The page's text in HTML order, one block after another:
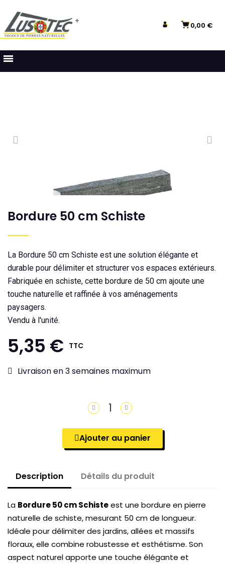
0,00 €
Bordure 50 cm Schiste
La Bordure 50 cm Schiste est une solution élégante et
durable pour délimiter et structurer vos espaces extérieurs.
Fabriquée en schiste, cette bordure de 50 cm ajoute une
touche naturelle et raffinée à vos aménagements
paysagers.
Vendu à l'unité.
5,35 € TTC
Livraison en 3 semaines maximum
Ajouter au panier
Description Détails du produit
La Bordure 50 cm Schisteest une bordure en pierre
naturelle de schiste, mesurant 50 cm de longueur.
Idéale pour délimiter des jardins, allées et massifs
floraux, elle combine robustesse et esthétisme. Son
aspect naturel apporte une touche élégante et